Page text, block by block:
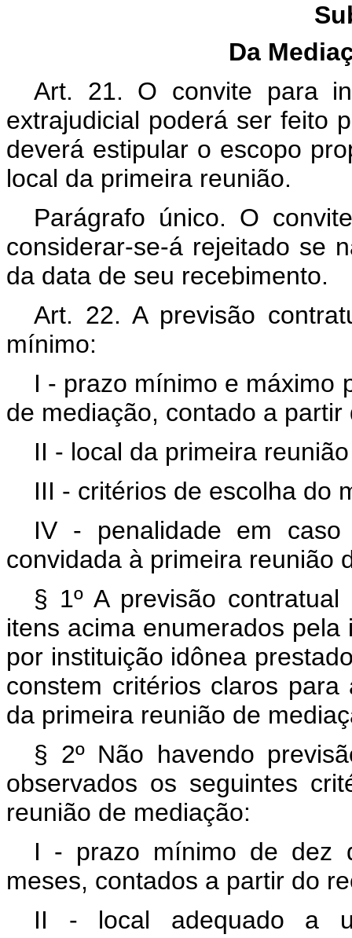
Da
Art. 21. O convite para
extrajudicial poderá ser feito
deverá estipular o escopo
local da primeira reunião.
Parágrafo único. O
considerar-se-á rejeitado se
da data de seu recebimento.
Art. 22. A previsão
mínimo:
I - prazo mínimo e máximo
de mediação, contado a
II - local da primeira
III - critérios de escolha do
IV - penalidade em
convidada à primeira reunião
§ 1º A previsão
itens acima enumerados
por instituição idônea
constem critérios claros
da primeira reunião de
§ 2º Não havendo
observados os seguintes
reunião de mediação:
I - prazo mínimo de dez
meses, contados a partir do
II - local adequado a